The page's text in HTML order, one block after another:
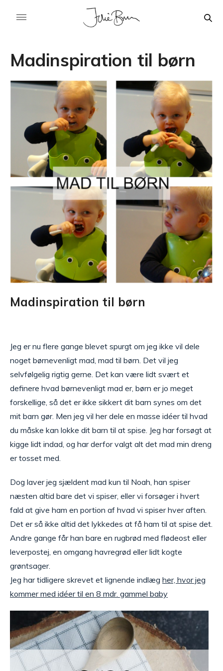
Madinspiration til børn
Madinspiration til børn
Jeg er nu flere gange blevet spurgt om jeg ikke vil dele
noget børnevenligt mad, mad til børn. Det vil jeg
selvfølgelig rigtig gerne. Det kan være lidt svært et
definere hvad børnevenligt mad er, børn er jo meget
forskellige, så det er ikke sikkert dit barn synes om det
mit barn gør. Men jeg vil her dele en masse idéer til hvad
du måske kan lokke dit barn til at spise. Jeg har forsøgt at
kigge lidt indad, og har derfor valgt alt det mad min dreng
er tosset med.
Dog laver jeg sjældent mad kun til Noah, han spiser
næsten altid bare det vi spiser, eller vi forsøger i hvert
fald at give ham en portion af hvad vi spiser hver aften.
Det er så ikke altid det lykkedes at få ham til at spise det.
Andre gange får han bare en rugbrød med flødeost eller
leverpostej, en omgang havregrød eller lidt kogte
grøntsager.
Jeg har tidligere skrevet et lignende indlæg her, hvor jeg
kommer med idéer til en 8 mdr. gammel baby